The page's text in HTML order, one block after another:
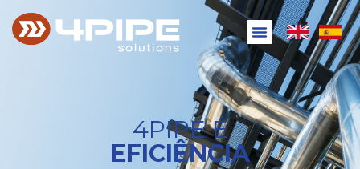
4PIPE É
EFICIÊNCIA